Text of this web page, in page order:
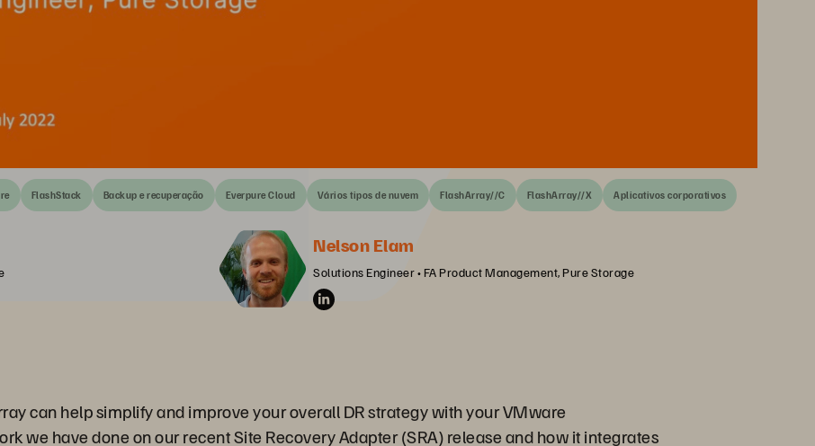
FlashStack Backup e recuperação Everpure Cloud Vários tipos de nuvem FlashArray//C FlashArray//X Aplicativos corporativos
Nelson Elam
Solutions Engineer • FA Product Management, Pure Storage
can help simplify and improve your overall DR strategy with your VMware
we have done on our recent Site Recovery Adapter (SRA) release and how it integrates